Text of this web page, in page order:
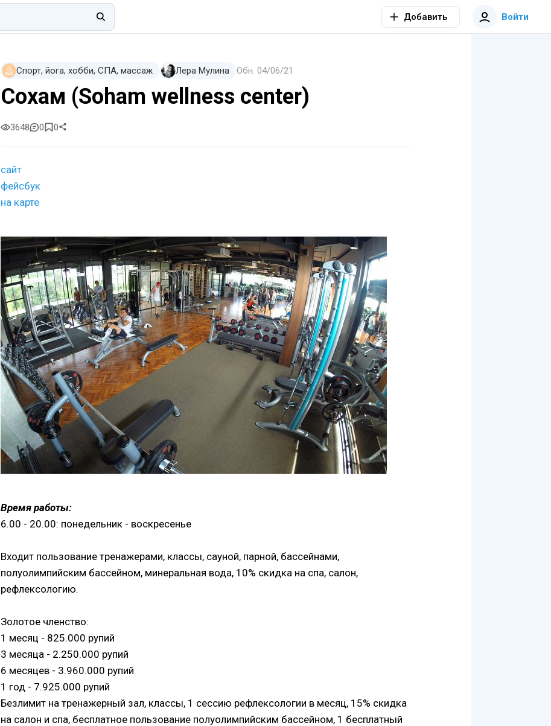
Добавить Войти
Спорт, йога, хобби, СПА, массаж Лера Мулина Обн. 04/06/21
Сохам (Soham wellness center)
3648 0 0
сайт
фейсбук
на карте
Время работы:
6.00 - 20.00: понедельник - воскресенье
Входит пользование тренажерами, классы, сауной, парной, бассейнами,
полуолимпийским бассейном, минеральная вода, 10% скидка на спа, салон,
рефлексологию.
Золотое членство:
1 месяц - 825.000 рупий
3 месяца - 2.250.000 рупий
6 месяцев - 3.960.000 рупий
1 год - 7.925.000 рупий
Безлимит на тренажерный зал, классы, 1 сессию рефлексологии в месяц, 15% скидка
на салон и спа, бесплатное пользование полуолимпийским бассейном, 1 бесплатный